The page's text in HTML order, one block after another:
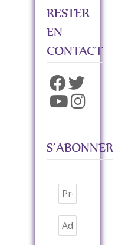
RESTER
EN
CONTACT
S’ABONNER